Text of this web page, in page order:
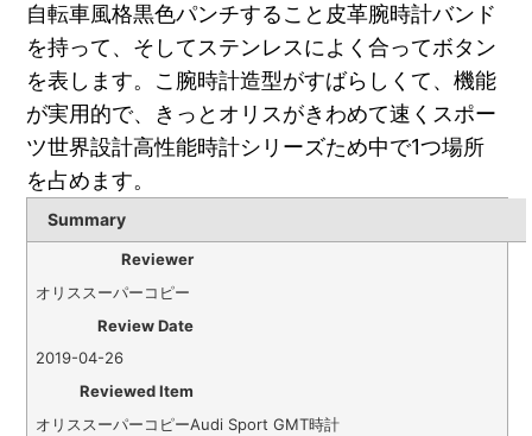
自転車風格黒色パンチすること皮革腕時計バンド
を持って、そしてステンレスによく合ってボタン
を表します。こ腕時計造型がすばらしくて、機能
が実用的で、きっとオリスがきわめて速くスポー
ツ世界設計高性能時計シリーズため中で1つ場所
を占めます。
Summary
Reviewer
オリススーパーコピー
Review Date
2019-04-26
Reviewed Item
オリススーパーコピーAudi Sport GMT時計